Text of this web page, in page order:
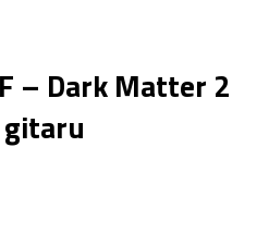
– Dark Matter 2
gitaru